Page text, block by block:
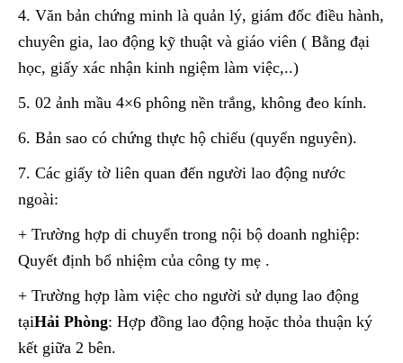
4. Văn bản chứng minh là quản lý, giám đốc điều hành,
chuyên gia, lao động kỹ thuật và giáo viên ( Bằng đại
học, giấy xác nhận kinh ngiệm làm việc,..)
5. 02 ảnh mầu 4×6 phông nền trắng, không đeo kính.
6. Bản sao có chứng thực hộ chiếu (quyển nguyên).
7. Các giấy tờ liên quan đến người lao động nước
ngoài:
+ Trường hợp di chuyển trong nội bộ doanh nghiệp:
Quyết định bổ nhiệm của công ty mẹ .
+ Trường hợp làm việc cho người sử dụng lao động
tạiHải Phòng: Hợp đồng lao động hoặc thỏa thuận ký
kết giữa 2 bên.